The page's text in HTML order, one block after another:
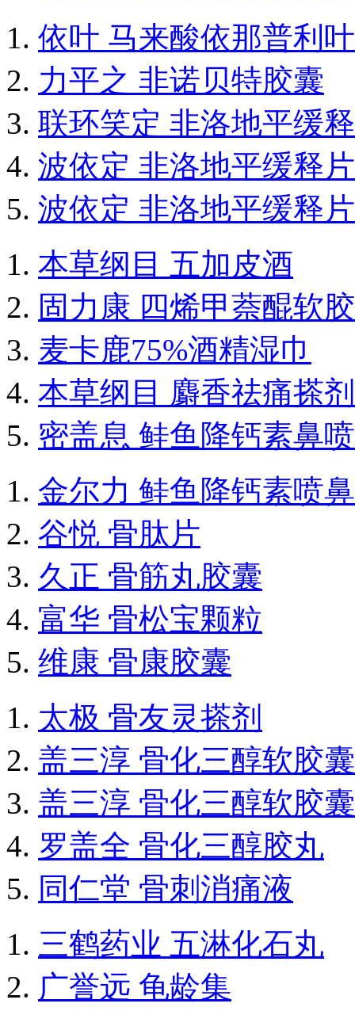
依叶 马来酸依那普利
力平之 非诺贝特胶囊
联环笑定 非洛地平缓
波依定 非洛地平缓释片
波依定 非洛地平缓释片
本草纲目 五加皮酒
固力康 四烯甲萘醌软
麦卡鹿75%酒精湿巾
本草纲目 麝香祛痛搽剂
密盖息 鲑鱼降钙素鼻
金尔力 鲑鱼降钙素喷
谷悦 骨肽片
久正 骨筋丸胶囊
富华 骨松宝颗粒
维康 骨康胶囊
太极 骨友灵搽剂
盖三淳 骨化三醇软胶囊
盖三淳 骨化三醇软胶囊
罗盖全 骨化三醇胶丸
同仁堂 骨刺消痛液
三鹤药业 五淋化石丸
广誉远 龟龄集